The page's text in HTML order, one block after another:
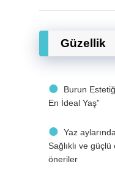
Güzellik
Burun
En İdeal Yaş”
Yaz
Sağlıklı ve
öneriler